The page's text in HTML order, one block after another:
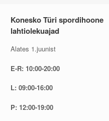
Konesko Türi spordihoone
lahtiolekuajad
Alates 1.juunist
E-R: 10:00-20:00
L: 09:00-16:00
P: 12:00-19:00